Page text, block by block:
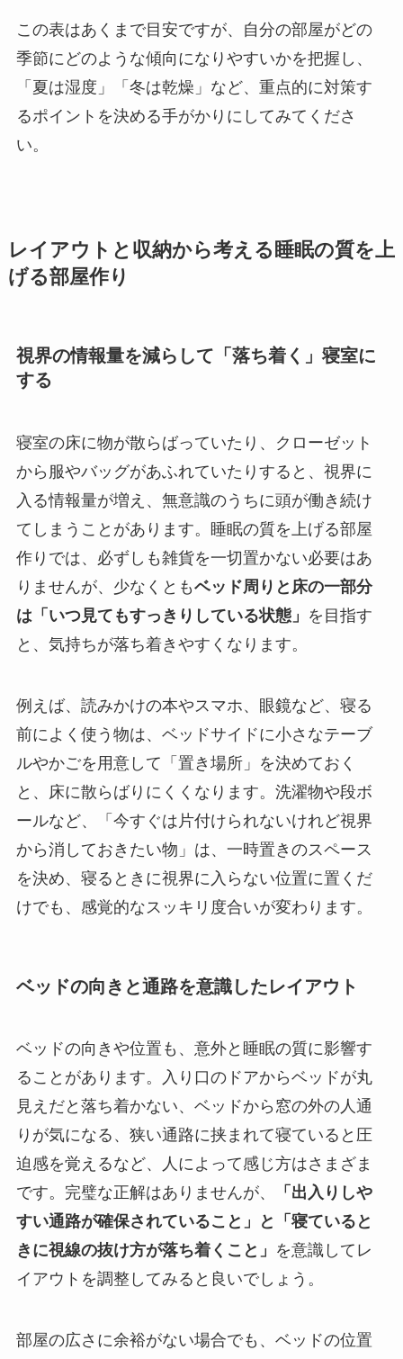
この表はあくまで目安ですが、自分の部屋がどの
季節にどのような傾向になりやすいかを把握し、
「夏は湿度」「冬は乾燥」など、重点的に対策す
るポイントを決める手がかりにしてみてくださ
い。
レイアウトと収納から考える睡眠の質を上
げる部屋作り
視界の情報量を減らして「落ち着く」寝室に
する
寝室の床に物が散らばっていたり、クローゼット
から服やバッグがあふれていたりすると、視界に
入る情報量が増え、無意識のうちに頭が働き続け
てしまうことがあります。睡眠の質を上げる部屋
作りでは、必ずしも雑貨を一切置かない必要はあ
りませんが、少なくともベッド周りと床の一部分
は「いつ見てもすっきりしている状態」 を目指す
と、気持ちが落ち着きやすくなります。
例えば、読みかけの本やスマホ、眼鏡など、寝る
前によく使う物は、ベッドサイドに小さなテーブ
ルやかごを用意して「置き場所」を決めておく
と、床に散らばりにくくなります。洗濯物や段ボ
ールなど、「今すぐは片付けられないけれど視界
から消しておきたい物」は、一時置きのスペース
を決め、寝るときに視界に入らない位置に置くだ
けでも、感覚的なスッキリ度合いが変わります。
ベッドの向きと通路を意識したレイアウト
ベッドの向きや位置も、意外と睡眠の質に影響す
ることがあります。入り口のドアからベッドが丸
見えだと落ち着かない、ベッドから窓の外の人通
りが気になる、狭い通路に挟まれて寝ていると圧
迫感を覚えるなど、人によって感じ方はさまざま
です。完璧な正解はありませんが、
「出入りしや
すい通路が確保されていること」と「寝ていると
きに視線の抜け方が落ち着くこと」 を意識してレ
イアウトを調整してみると良いでしょう。
部屋の広さに余裕がない場合でも、ベッドの位置